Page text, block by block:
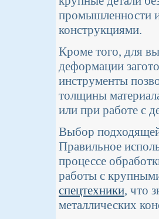
промышленности
конструкциями.
Кроме того, для
деформации
инструменты
толщины
или при работе с
Выбор
Правильное
процессе
работы с
спецтехники, что
металлических